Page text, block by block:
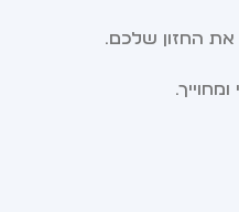
את החזון שלכם.